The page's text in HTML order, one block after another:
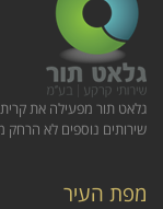
גלאט תור מפעילה את קרית
שירותים נוספים לא הרחק
מפת העיר